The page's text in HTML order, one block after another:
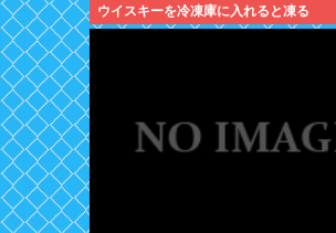
ウイスキーを冷凍庫に入れると凍る